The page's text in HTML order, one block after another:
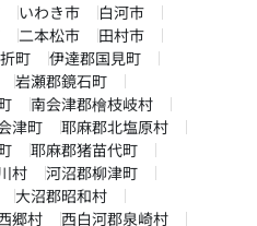
いわき市
白河市
二本松市
田村市
町
伊達郡国見町
岩瀬郡鏡石町
南会津郡檜枝岐村
津町
耶麻郡北塩原村
耶麻郡猪苗代町
村
河沼郡柳津町
大沼郡昭和村
郷村
西白河郡泉崎村